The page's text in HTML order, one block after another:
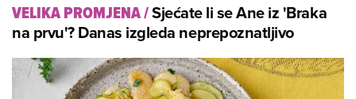
VELIKA PROMJENA/Sjećate li se Ane iz 'Braka
na prvu'? Danas izgleda neprepoznatljivo